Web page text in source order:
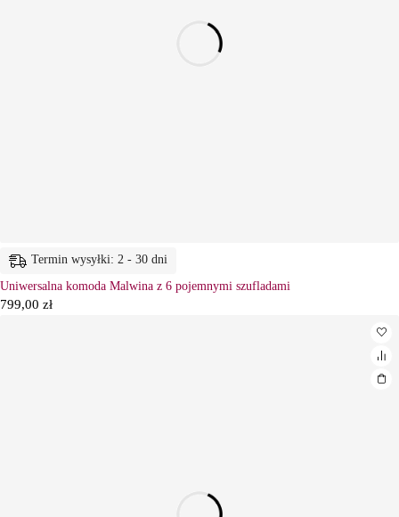
Termin wysyłki: 2 - 30 dni
Uniwersalna komoda Malwina z 6 pojemnymi szufladami
799,00 zł